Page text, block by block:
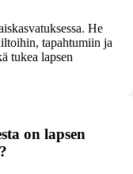
He
tapahtumiin ja
tukea lapsen
on lapsen